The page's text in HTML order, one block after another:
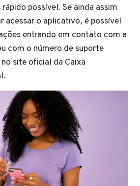
possível. Se ainda assim
acessar o aplicativo, é possível
entrando em contato com a
com o número de suporte
site oficial da Caixa